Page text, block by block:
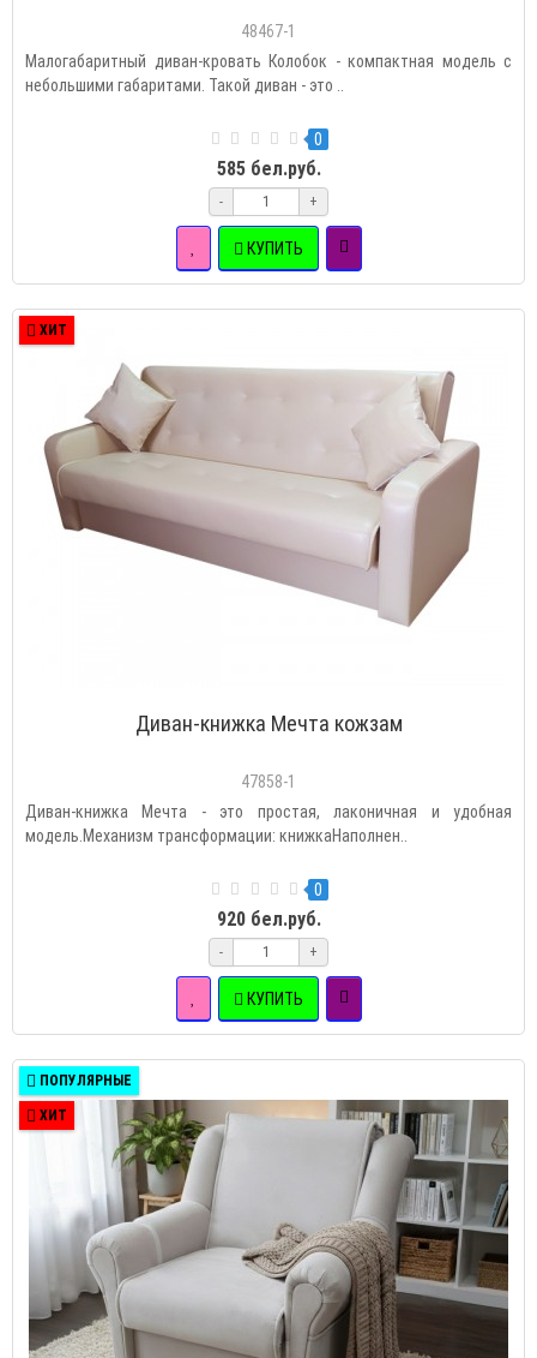
48467-1
Малогабаритный диван-кровать Колобок - компактная модель с
небольшими габаритами. Такой диван - это ..
0
585 бел.руб.
- +
КУПИТЬ
ХИТ
Диван-книжка Мечта кожзам
47858-1
Диван-книжка Мечта - это простая, лаконичная и удобная
модель.Механизм трансформации: книжкаНаполнен..
0
920 бел.руб.
- +
КУПИТЬ
ПОПУЛЯРНЫЕ
ХИТ